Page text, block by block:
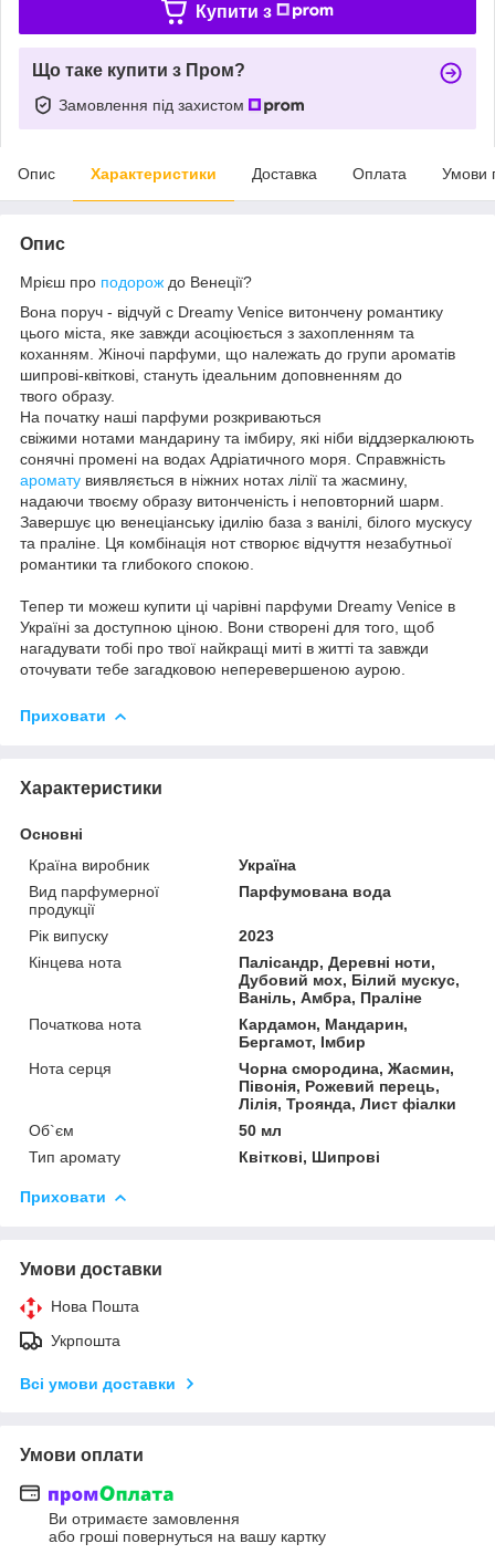
Купити з
Що таке купити з Пром?
Замовлення під захистом
Опис Характеристики Доставка Оплата Умови
Опис
Мрієш про подорож до Венеції?
Вона поруч - відчуй с Dreamy Venice витончену романтику
цього міста, яке завжди асоціюється з захопленням та
коханням. Жіночі парфуми, що належать до групи ароматів
шипрові-квіткові, стануть ідеальним доповненням до
твого образу.
На початку наші парфуми розкриваються
свіжими нотами мандарину та імбиру, які ніби віддзеркалюють
сонячні промені на водах Адріатичного моря. Справжність
аромату виявляється в ніжних нотах лілії та жасмину,
надаючи твоєму образу витонченість і неповторний шарм.
Завершує цю венеціанську ідилію база з ванілі, білого мускусу
та праліне. Ця комбінація нот створює відчуття незабутньої
романтики та глибокого спокою.
Тепер ти можеш купити ці чарівні парфуми Dreamy Venice в
Україні за доступною ціною. Вони створені для того, щоб
нагадувати тобі про твої найкращі миті в житті та завжди
оточувати тебе загадковою неперевершеною аурою.
Приховати
Характеристики
Основні
Країна виробник
Україна
Вид парфумерної
продукції
Парфумована вода
Рік випуску
2023
Кінцева нота
Палісандр, Деревні ноти,
Дубовий мох, Білий мускус,
Ваніль, Амбра, Праліне
Початкова нота
Кардамон, Мандарин,
Бергамот, Імбир
Нота серця
Чорна смородина, Жасмин,
Півонія, Рожевий перець,
Лілія, Троянда, Лист фіалки
Об`єм
50 мл
Тип аромату
Квіткові, Шипрові
Приховати
Умови доставки
Нова Пошта
Укрпошта
Всі умови доставки
Умови оплати
Ви отримаєте замовлення
або гроші повернуться на вашу картку